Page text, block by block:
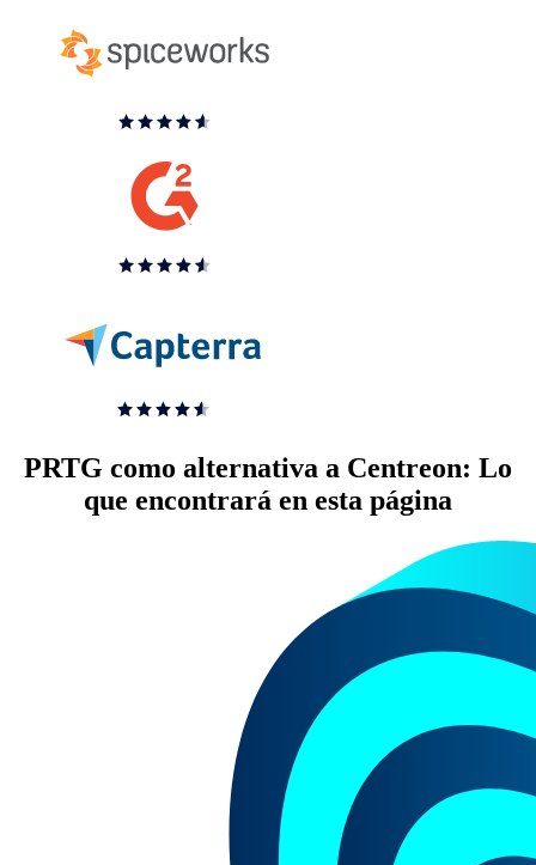
PRTG como alternativa a Centreon: Lo
que encontrará en esta página